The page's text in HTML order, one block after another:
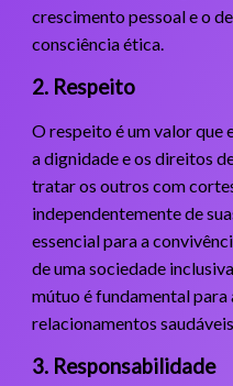
crescimento pessoal e o
consciência ética.
2. Respeito
O respeito é um valor que
a dignidade e os direitos
tratar os outros com
independentemente de
essencial para a
de uma sociedade
mútuo é fundamental para
relacionamentos
3. Responsabilidade